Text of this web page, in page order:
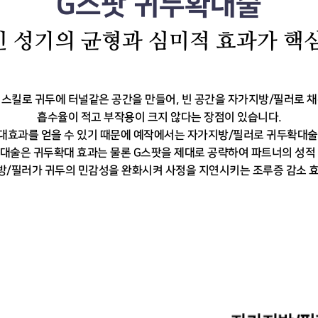
성기의 균형과 심미적 효과가 핵
킬로 귀두에 터널같은 공간을 만들어, 빈 공간을 자가지방/필러로
흡수율이 적고 부작용이 크지 않다는 장점이 있습니다.
효과를 얻을 수 있기 때문에 예작에서는 자가지방/필러로 귀두확대
술은 귀두확대 효과는 물론 G스팟을 제대로 공략하여 파트너의 성
/필러가 귀두의 민감성을 완화시켜 사정을 지연시키는 조루증 감소